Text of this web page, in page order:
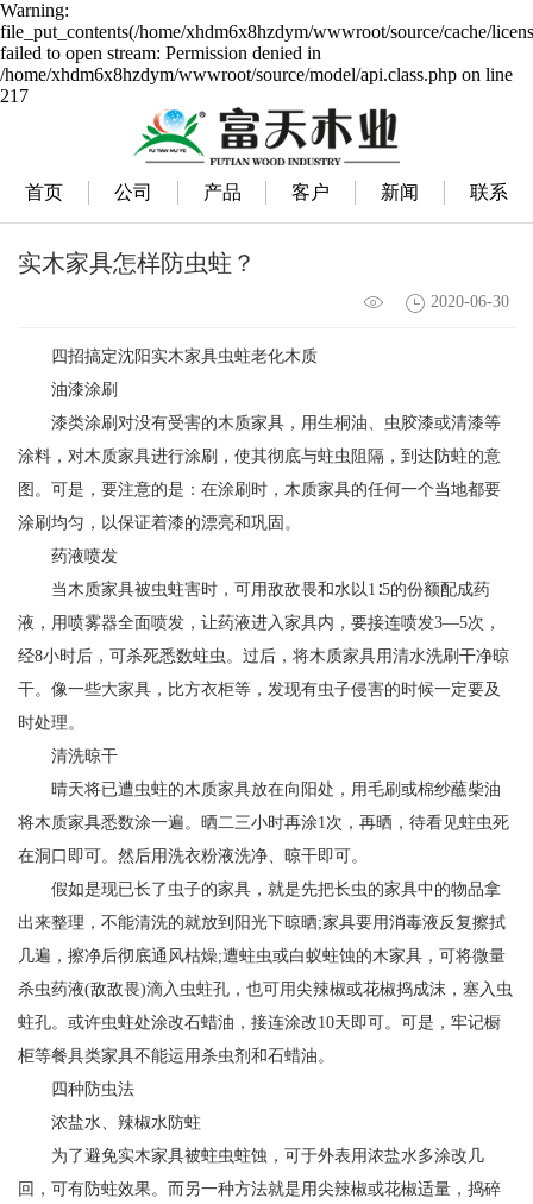
Warning:
file_put_contents(/home/xhdm6x8hzdym/wwwroot/source/cache/
failed to open stream: Permission denied in
/home/xhdm6x8hzdym/wwwroot/source/model/api.class.php on line
217
首页 公司 产品 客户 新闻 联系
实木家具怎样防虫蛀？
2020-06-30
四招搞定沈阳实木家具虫蛀老化木质
油漆涂刷
漆类涂刷对没有受害的木质家具，用生桐油、虫胶漆或清漆等
涂料，对木质家具进行涂刷，使其彻底与蛀虫阻隔，到达防蛀的意
图。可是，要注意的是：在涂刷时，木质家具的任何一个当地都要
涂刷均匀，以保证着漆的漂亮和巩固。
药液喷发
当木质家具被虫蛀害时，可用敌敌畏和水以1∶5的份额配成药
液，用喷雾器全面喷发，让药液进入家具内，要接连喷发3―5次，
经8小时后，可杀死悉数蛀虫。过后，将木质家具用清水洗刷干净晾
干。像一些大家具，比方衣柜等，发现有虫子侵害的时候一定要及
时处理。
清洗晾干
晴天将已遭虫蛀的木质家具放在向阳处，用毛刷或棉纱蘸柴油
将木质家具悉数涂一遍。晒二三小时再涂1次，再晒，待看见蛀虫死
在洞口即可。然后用洗衣粉液洗净、晾干即可。
假如是现已长了虫子的家具，就是先把长虫的家具中的物品拿
出来整理，不能清洗的就放到阳光下晾晒;家具要用消毒液反复擦拭
几遍，擦净后彻底通风枯燥;遭蛀虫或白蚁蛀蚀的木家具，可将微量
杀虫药液(敌敌畏)滴入虫蛀孔，也可用尖辣椒或花椒捣成沫，塞入虫
蛀孔。或许虫蛀处涂改石蜡油，接连涂改10天即可。可是，牢记橱
柜等餐具类家具不能运用杀虫剂和石蜡油。
四种防虫法
浓盐水、辣椒水防蛀
为了避免实木家具被蛀虫蛀蚀，可于外表用浓盐水多涂改几
回，可有防蛀效果。而另一种方法就是用尖辣椒或花椒适量，捣碎